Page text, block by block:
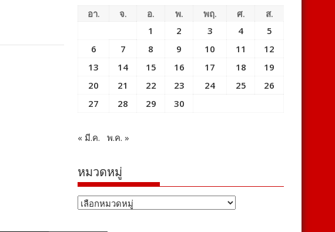
อา. จ. อ. พ. พฤ. ศ.
ส.
1
2 3 4
5
6
7 8 9 10 11
12
13
14 15 16 17 18
19
20
21 22 23 24 25
26
27
28 29 30
« มี.ค. พ.ค. »
หมวดหมู่
หมวด